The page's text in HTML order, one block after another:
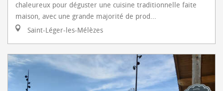
chaleureux pour déguster une cuisine traditionnelle faite
maison, avec une grande majorité de prod...
Saint-Léger-les-Mélèzes